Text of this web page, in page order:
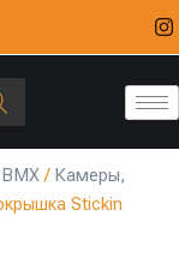
/ Камеры,
Stickin